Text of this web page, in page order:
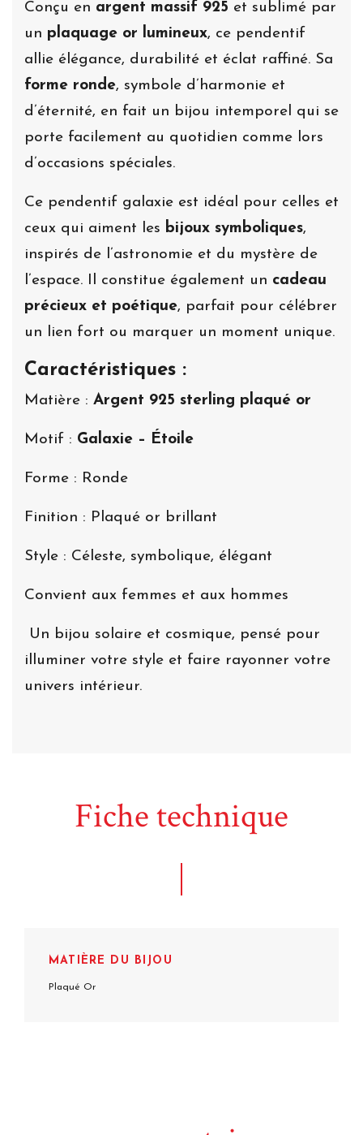
Conçu en argent massif 925 et sublimé par
un plaquage or lumineux, ce pendentif
allie élégance, durabilité et éclat raffiné. Sa
forme ronde, symbole d’harmonie et
d’éternité, en fait un bijou intemporel qui se
porte facilement au quotidien comme lors
d’occasions spéciales.
Ce pendentif galaxie est idéal pour celles et
ceux qui aiment les bijoux symboliques,
inspirés de l’astronomie et du mystère de
l’espace. Il constitue également un cadeau
précieux et poétique, parfait pour célébrer
un lien fort ou marquer un moment unique.
Caractéristiques :
Matière : Argent 925 sterling plaqué or
Motif : Galaxie – Étoile
Forme : Ronde
Finition : Plaqué or brillant
Style : Céleste, symbolique, élégant
Convient aux femmes et aux hommes
Un bijou solaire et cosmique, pensé pour
illuminer votre style et faire rayonner votre
univers intérieur.
Fiche technique
MATIÈRE DU BIJOU
Plaqué Or